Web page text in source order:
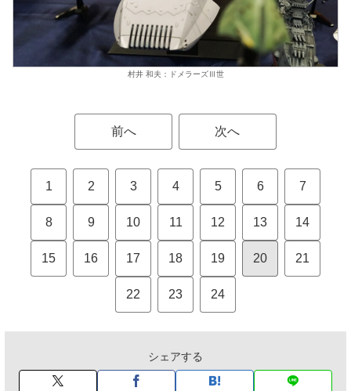
村井 和夫：ドメラーズⅢ世
前へ 次へ
1 2 3 4 5 6 7
8 9 10 11 12 13 14
15 16 17 18 19 20 21
22 23 24
シェアする